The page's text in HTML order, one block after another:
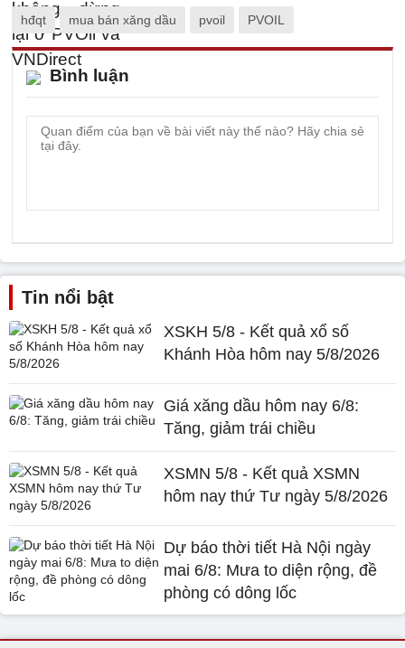
hđqt mua bán xăng dầu pvoil PVOIL
Bình luận
Tin nổi bật
XSKH 5/8 - Kết quả xổ số
Khánh Hòa hôm nay 5/8/2026
Giá xăng dầu hôm nay 6/8:
Tăng, giảm trái chiều
XSMN 5/8 - Kết quả XSMN
hôm nay thứ Tư ngày 5/8/2026
Dự báo thời tiết Hà Nội ngày
mai 6/8: Mưa to diện rộng, đề
phòng có dông lốc